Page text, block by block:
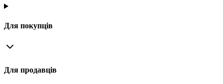
Для покупців
Для продавців